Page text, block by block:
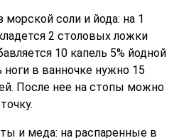
морской соли и йода: на 1
2 столовых ложки
10 капель 5% йодной
в ванночке нужно 15
После нее на стопы можно
и меда: на распаренные в